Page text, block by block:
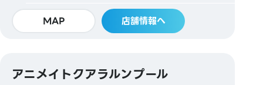
MAP 店舗情報へ
アニメイトクアラルンプール